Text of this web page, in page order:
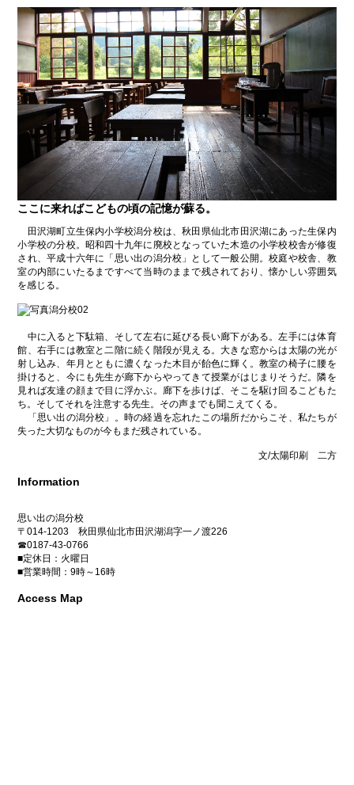
ここに来ればこどもの頃の記憶が蘇る。
田沢湖町立生保内小学校潟分校は、秋田県仙北市田沢湖にあった生保内
小学校の分校。昭和四十九年に廃校となっていた木造の小学校校舎が修復
され、平成十六年に「思い出の潟分校」として一般公開。校庭や校舎、教
室の内部にいたるまですべて当時のままで残されており、懐かしい雰囲気
を感じる。
中に入ると下駄箱、そして左右に延びる長い廊下がある。左手には体育
館、右手には教室と二階に続く階段が見える。大きな窓からは太陽の光が
射し込み、年月とともに濃くなった木目が飴色に輝く。教室の椅子に腰を
掛けると、今にも先生が廊下からやってきて授業がはじまりそうだ。隣を
見れば友達の顔まで目に浮かぶ。廊下を歩けば、そこを駆け回るこどもた
ち。そしてそれを注意する先生。その声までも聞こえてくる。
「思い出の潟分校」。時の経過を忘れたこの場所だからこそ、私たちが
失った大切なものが今もまだ残されている。
文/太陽印刷 二方
Information
思い出の潟分校
〒014-1203 秋田県仙北市田沢湖潟字一ノ渡226
☎0187-43-0766
■定休日：火曜日
■営業時間：9時～16時
Access Map